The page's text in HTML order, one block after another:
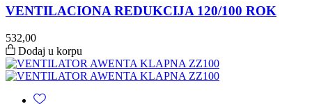
VENTILACIONA REDUKCIJA 120/100 ROK
532,00
Dodaj u korpu